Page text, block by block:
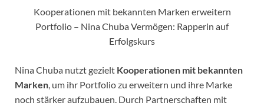
Kooperationen mit bekannten Marken erweitern
Portfolio – Nina Chuba Vermögen: Rapperin auf
Erfolgskurs
Nina Chuba nutzt gezielt Kooperationen mit bekannten
Marken, um ihr Portfolio zu erweitern und ihre Marke
noch stärker aufzubauen. Durch Partnerschaften mit